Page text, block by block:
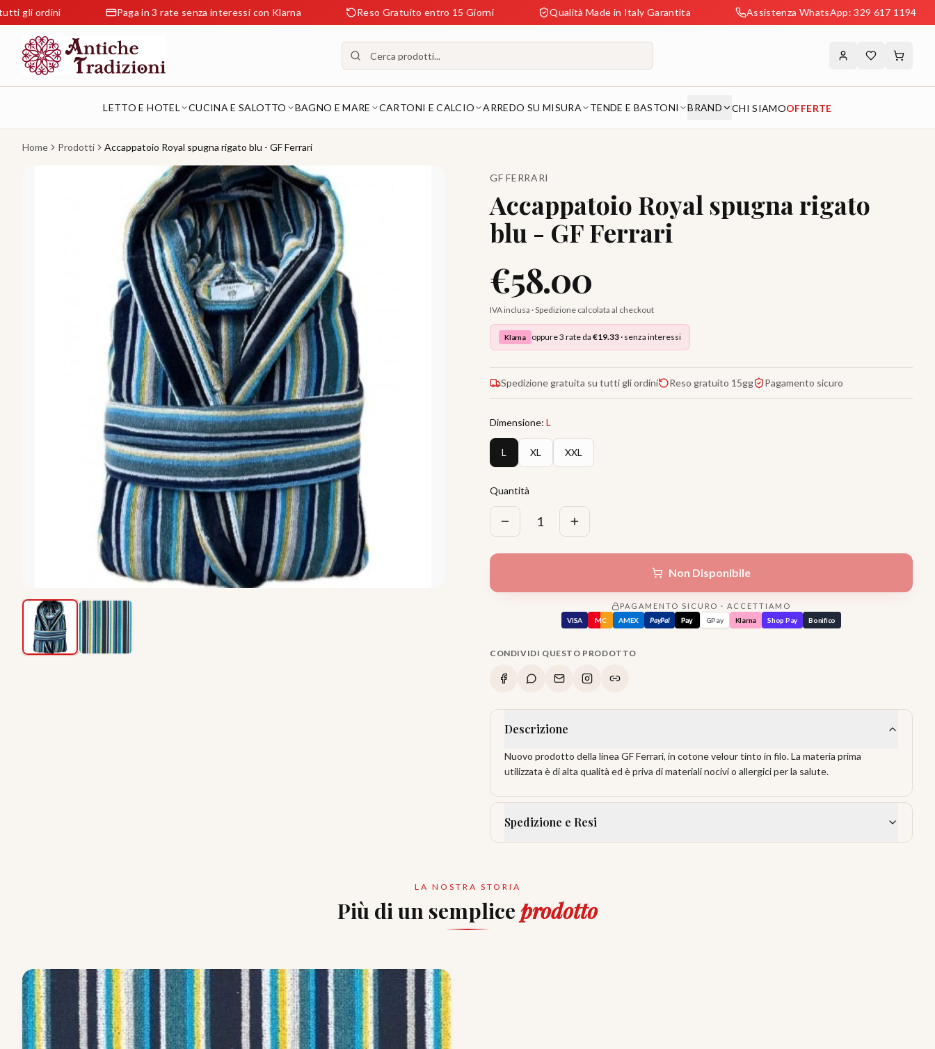
Paga in 3 rate senza interessi con Klarna Reso Gratuito entro 15 Giorni Qualità Made in Italy Garantita Assistenza WhatsApp: 329 617 1194
LETTO E HOTEL CUCINA E SALOTTO BAGNO E MARE CARTONI E CALCIO ARREDO SU MISURA TENDE E BASTONI BRAND CHI SIAMOOFFERTE
Home Prodotti Accappatoio Royal spugna rigato blu - GF Ferrari
GF FERRARI
Accappatoio Royal spugna rigato
blu - GF Ferrari
€58.00
IVA inclusa · Spedizione calcolata al checkout
Klarna oppure 3 rate da €19.33· senza interessi
Spedizione gratuita su tutti gli ordini Reso gratuito 15gg Pagamento sicuro
Dimensione: L
L XL XXL
Quantità
1
Non Disponibile
PAGAMENTO SICURO · ACCETTIAMO
VISA MC AMEX PayPal Pay GPay Klarna Shop Pay Bonifico
CONDIVIDI QUESTO PRODOTTO
Descrizione
Nuovo prodotto della linea GF Ferrari, in cotone velour tinto in filo. La materia prima
utilizzata è di alta qualità ed è priva di materiali nocivi o allergici per la salute.
Spedizione e Resi
LA NOSTRA STORIA
Più di un semplice prodotto